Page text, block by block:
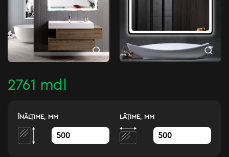
2761 mdl
ÎNĂLŢIME, MM LĂŢIME, MM